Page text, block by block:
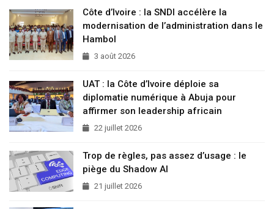
Côte d’Ivoire : la SNDI accélère la
modernisation de l’administration dans le
Hambol
3 août 2026
UAT : la Côte d’Ivoire déploie sa
diplomatie numérique à Abuja pour
affirmer son leadership africain
22 juillet 2026
Trop de règles, pas assez d’usage : le
piège du Shadow AI
21 juillet 2026